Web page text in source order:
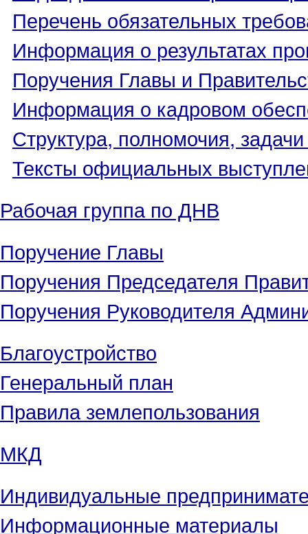
Перечень обязательных
Информация о результатах
Поручения Главы и
Информация о кадровом
Структура, полномочия,
Тексты официальных
Рабочая группа по ДНВ
Поручение Главы
Поручения Председателя
Поручения Руководителя
Благоустройство
Генеральный план
Правила землепользования
МКД
Индивидуальные
Информационные материалы